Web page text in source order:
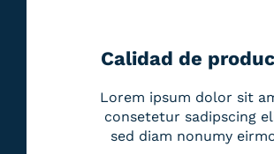
Calidad de
Lorem ipsum dolor sit
consetetur sadipscing
sed diam nonumy